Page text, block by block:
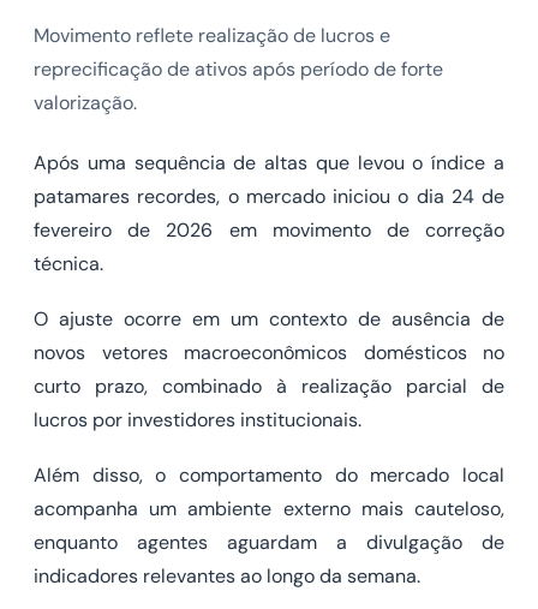
Movimento reflete realização de lucros e
reprecificação de ativos após período de forte
valorização.
Após uma sequência de altas que levou o índice a
patamares recordes, o mercado iniciou o dia 24 de
fevereiro de 2026 em movimento de correção
técnica.
O ajuste ocorre em um contexto de ausência de
novos vetores macroeconômicos domésticos no
curto prazo, combinado à realização parcial de
lucros por investidores institucionais.
Além disso, o comportamento do mercado local
acompanha um ambiente externo mais cauteloso,
enquanto agentes aguardam a divulgação de
indicadores relevantes ao longo da semana.